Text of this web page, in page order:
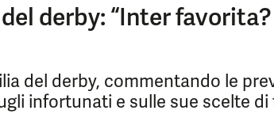
derby: “Inter
del derby, commentando le
infortunati e sulle sue scelte di